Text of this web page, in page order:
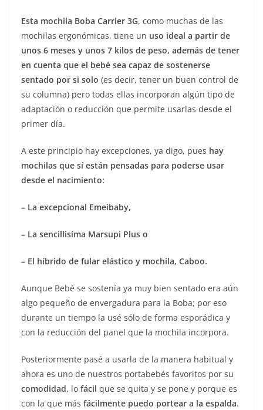
Esta mochila Boba Carrier 3G, como muchas de las
mochilas ergonómicas, tiene un uso ideal a partir de
unos 6 meses y unos 7 kilos de peso, además de tener
en cuenta que el bebé sea capaz de sostenerse
sentado por si solo (es decir, tener un buen control de
su columna) pero todas ellas incorporan algún tipo de
adaptación o reducción que permite usarlas desde el
primer día.
A este principio hay excepciones, ya digo, pues hay
mochilas que sí están pensadas para poderse usar
desde el nacimiento:
– La excepcional Emeibaby,
– La sencillisíma Marsupi Plus o
– El híbrido de fular elástico y mochila, Caboo.
Aunque Bebé se sostenía ya muy bien sentado era aún
algo pequeño de envergadura para la Boba; por eso
durante un tiempo la usé sólo de forma esporádica y
con la reducción del panel que la mochila incorpora.
Posteriormente pasé a usarla de la manera habitual y
ahora es uno de nuestros portabebés favoritos por su
comodidad, lo fácil que se quita y se pone y porque es
con la que más fácilmente puedo portear a la espalda.